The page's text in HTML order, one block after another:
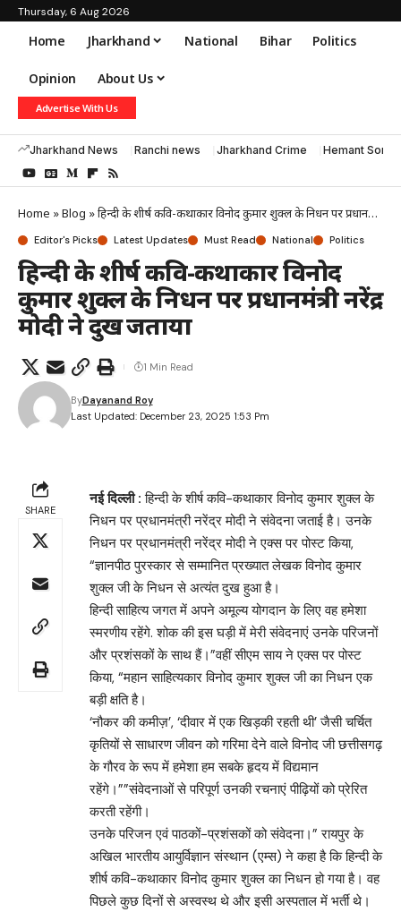
Thursday, 6 Aug 2026
Home Jharkhand National Bihar Politics
Opinion About Us
Advertise With Us
Jharkhand News Ranchi news Jharkhand Crime Hemant Soren
Home »Blog »हिन्दी के शीर्ष कवि-कथाकार विनोद कुमार शुक्ल के निधन पर प्रधानमंत्री नरेंद्र मोदी ने दुख जताया
Editor's Picks Latest Updates Must Read National Politics
हिन्दी के शीर्ष कवि-कथाकार विनोद
कुमार शुक्ल के निधन पर प्रधानमंत्री नरेंद्र
मोदी ने दुख जताया
Last Updated: December 23, 2025 1:53 Pm
ByDayanand Roy
1 Min Read
SHARE
नई दिल्ली :हिन्दी के शीर्ष कवि-कथाकार विनोद कुमार शुक्ल के
निधन पर प्रधानमंत्री नरेंद्र मोदी ने संवेदना जताई है। उनके
निधन पर प्रधानमंत्री नरेंद्र मोदी ने एक्स पर पोस्ट किया,
“ज्ञानपीठ पुरस्कार से सम्मानित प्रख्यात लेखक विनोद कुमार
शुक्ल जी के निधन से अत्यंत दुख हुआ है।
हिन्दी साहित्य जगत में अपने अमूल्य योगदान के लिए वह हमेशा
स्मरणीय रहेंगे. शोक की इस घड़ी में मेरी संवेदनाएं उनके परिजनों
और प्रशंसकों के साथ हैं।”वहीं सीएम साय ने एक्स पर पोस्ट
किया, “महान साहित्यकार विनोद कुमार शुक्ल जी का निधन एक
बड़ी क्षति है।
‘नौकर की कमीज़’, ‘दीवार में एक खिड़की रहती थी’ जैसी चर्चित
कृतियों से साधारण जीवन को गरिमा देने वाले विनोद जी छत्तीसगढ़
के गौरव के रूप में हमेशा हम सबके हृदय में विद्यमान
रहेंगे।””संवेदनाओं से परिपूर्ण उनकी रचनाएं पीढ़ियों को प्रेरित
करती रहेंगी।
उनके परिजन एवं पाठकों-प्रशंसकों को संवेदना।” रायपुर के
अखिल भारतीय आयुर्विज्ञान संस्थान (एम्स) ने कहा है कि हिन्दी के
शीर्ष कवि-कथाकार विनोद कुमार शुक्ल का निधन हो गया है। वह
पिछले कुछ दिनों से अस्वस्थ थे और इसी अस्पताल में भर्ती थे।